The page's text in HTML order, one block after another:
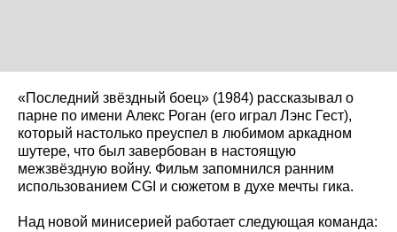
«Последний звёздный боец» (1984) рассказывал о
парне по имени Алекс Роган (его играл Лэнс Гест),
который настолько преуспел в любимом аркадном
шутере, что был завербован в настоящую
межзвёздную войну. Фильм запомнился ранним
использованием CGI и сюжетом в духе мечты гика.
Над новой минисерией работает следующая команда: